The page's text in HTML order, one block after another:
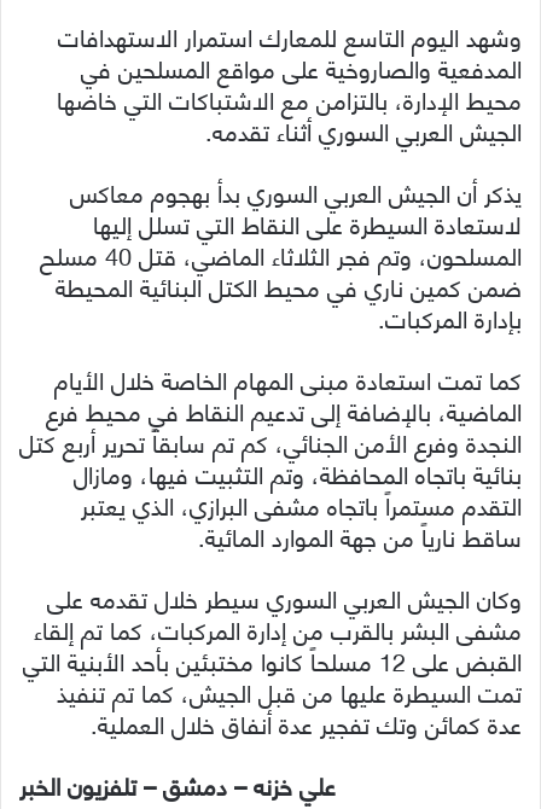
وشهد اليوم التاسع للمعارك استمرار الاستهدافات
المدفعية والصاروخية على مواقع المسلحين في
محيط الإدارة، بالتزامن مع الاشتباكات التي خاضها
الجيش العربي السوري أثناء تقدمه.
يذكر أن الجيش العربي السوري بدأ بهجوم معاكس
لاستعادة السيطرة على النقاط التي تسلل إليها
المسلحون، وتم فجر الثلاثاء الماضي، قتل 40 مسلح
ضمن كمين ناري في محيط الكتل البنائية المحيطة
بإدارة المركبات.
كما تمت استعادة مبنى المهام الخاصة خلال الأيام
الماضية، بالإضافة إلى تدعيم النقاط في محيط فرع
النجدة وفرع الأمن الجنائي، كم تم سابقاً تحرير أربع كتل
بنائية باتجاه المحافظة، وتم التثبيت فيها، ومازال
التقدم مستمراً باتجاه مشفى البرازي، الذي يعتبر
ساقط نارياً من جهة الموارد المائية.
وكان الجيش العربي السوري سيطر خلال تقدمه على
مشفى البشر بالقرب من إدارة المركبات، كما تم إلقاء
القبض على 12 مسلحاً كانوا مختبئين بأحد الأبنية التي
تمت السيطرة عليها من قبل الجيش، كما تم تنفيذ
عدة كمائن وتك تفجير عدة أنفاق خلال العملية.
علي خزنه – دمشق – تلفزيون الخبر